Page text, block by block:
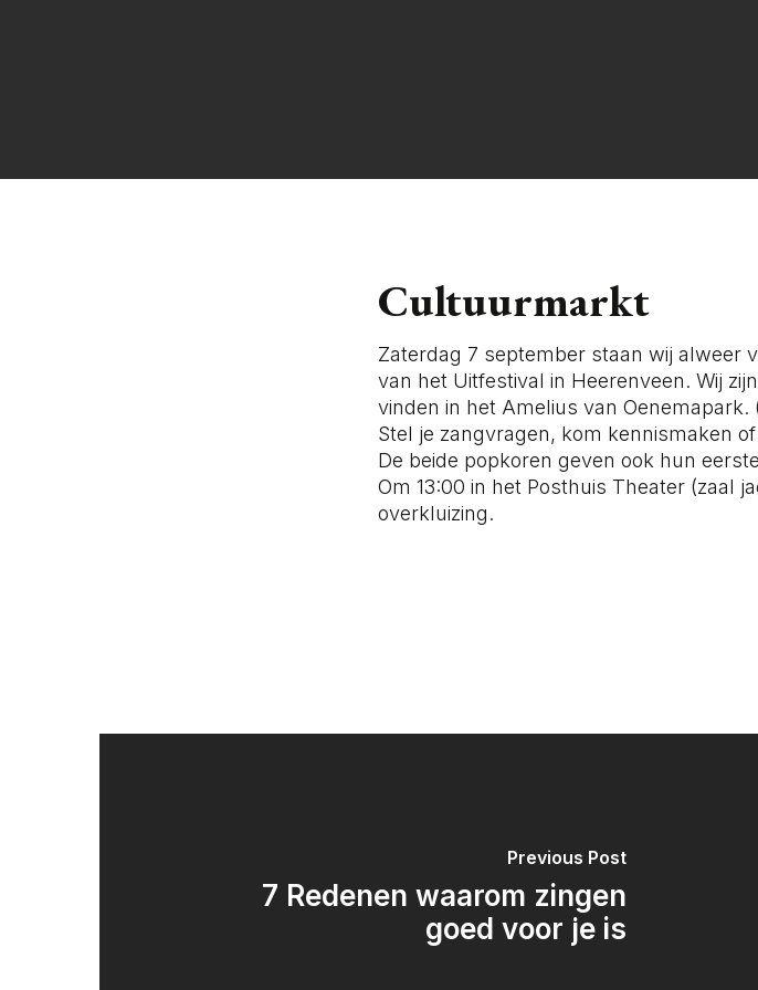
Cultuurmarkt
Zaterdag 7 september staan wij alweer
van het Uitfestival in Heerenveen. Wij
vinden in het Amelius van
Stel je zangvragen, kom kennismaken
De beide popkoren geven ook hun
Om 13:00 in het Posthuis Theater (zaal
overkluizing.
Previous Post
7 Redenen waarom zingen
goed voor je is